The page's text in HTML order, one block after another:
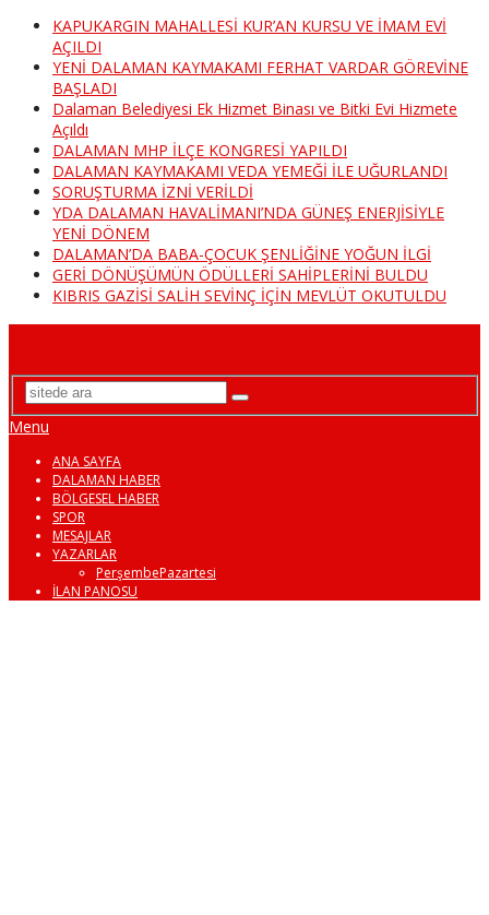
KAPUKARGIN MAHALLESİ KUR’AN KURSU VE İMAM EVİ
AÇILDI
YENİ DALAMAN KAYMAKAMI FERHAT VARDAR GÖREVİNE
BAŞLADI
Dalaman Belediyesi Ek Hizmet Binası ve Bitki Evi Hizmete
Açıldı
DALAMAN MHP İLÇE KONGRESİ YAPILDI
DALAMAN KAYMAKAMI VEDA YEMEĞİ İLE UĞURLANDI
SORUŞTURMA İZNİ VERİLDİ
YDA DALAMAN HAVALİMANI’NDA GÜNEŞ ENERJİSİYLE
YENİ DÖNEM
DALAMAN’DA BABA-ÇOCUK ŞENLİĞİNE YOĞUN İLGİ
GERİ DÖNÜŞÜMÜN ÖDÜLLERİ SAHİPLERİNİ BULDU
KIBRIS GAZİSİ SALİH SEVİNÇ İÇİN MEVLÜT OKUTULDU
Menu
ANA SAYFA
DALAMAN HABER
BÖLGESEL HABER
SPOR
MESAJLAR
YAZARLAR
PerşembePazartesi
İLAN PANOSU